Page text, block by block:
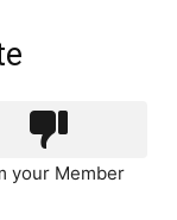
your Member